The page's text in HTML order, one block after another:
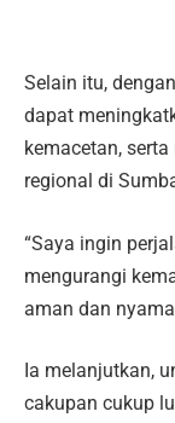
Selain itu,
dapat
kemacetan,
regional di
“Saya ingin
mengurangi
aman dan
Ia melanjutkan,
cakupan cukup